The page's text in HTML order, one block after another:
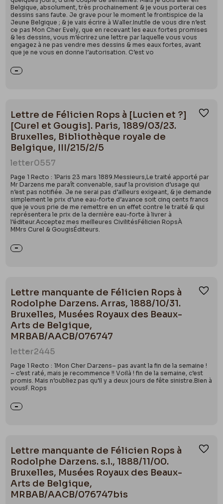
Belgique, absolument, très prochainement & je vous porterai ces
dessins sans faute. Je grave pour le moment le frontispice de la
Jeune Belgique ; & je vais écrire à Waller.Inutile de vous dire n’est
ce pas Mon Cher Evely, que en recevant les eaux fortes promises
& les dessins, vous m’écrirez une lettre par laquelle vous vous
engagez à ne pas vendre mes dessins & mes eaux fortes, avant
que je ne vous en donne l’autorisation. C’est vo
Lettre de Félicien Rops à [Lucien et ?]
[Curel et Gougis]. Paris, 1889/03/23.
Bruxelles, Bibliothèque royale de
Belgique, III/215/2/5
letter0557
Page 1 Recto : 1Paris 23 mars 1889.Messieurs,Le traité apporté par
Mr Darzens me paraît convenable, sauf la provision d’usage qui
n’est pas notifiée. Je ne serai pas d’ailleurs exigeant, & je demande
simplement le prix d’une eau-forte d’avance soit cinq cents francs
que je vous prie de me remettre en un effet contre le traité & qui
représentera le prix de la dernière eau-forte à livrer à
l’éditeur.Acceptez mes meilleures CivilitésFélicien RopsÀ
MMrs Curel & GougisÉditeurs.
Lettre manquante de Félicien Rops à
Rodolphe Darzens. Arras, 1888/10/31.
Bruxelles, Musées Royaux des Beaux-
Arts de Belgique,
MRBAB/AACB/076747
letter2445
Page 1 Recto : 1Mon Cher Darzens– pas avant la fin de la semaine !
– c’est raté, mais je recommence !! Voilà ! fin de la semaine, c’est
promis. Mais n’oubliez pas qu’il y a deux jours de fête sinistre.Bien à
vousF. Rops
Lettre manquante de Félicien Rops à
Rodolphe Darzens. s.l., 1888/11/00.
Bruxelles, Musées Royaux des Beaux-
Arts de Belgique,
MRBAB/AACB/076747bis